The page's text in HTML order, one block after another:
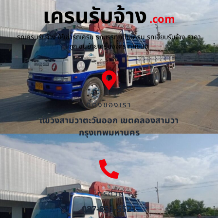
เครนรับจ้าง.com
รถเครนรับจ้าง ให้เช่ารถเครน รถบรรทุกติดเครน รถเฮี๊ยบรับจ้าง ราคา
ถูก ขนย้ายเครื่องจักร ทุกชนิด
ที่ตั้งของเรา
แขวงสามวาตะวันออก เขตคลองสามวา
กรุงเทพมหานคร
โทรด่วน
087-851-5521